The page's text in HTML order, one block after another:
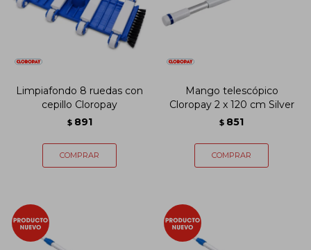
Limpiafondo 8 ruedas con
cepillo Cloropay
$ 891
Mango telescópico
Cloropay 2 x 120 cm Silver
$ 851